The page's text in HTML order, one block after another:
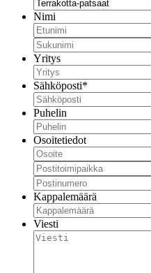
Nimi
Yritys
Sähköposti*
Puhelin
Osoitetiedot
Kappalemäärä
Viesti